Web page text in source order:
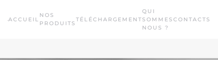
Passer au contenu principal
ACCUEIL
NOS
PRODUITS
TÉLÉCHARGEMENT
QUI
SOMMES
NOUS ?
CONTACTS